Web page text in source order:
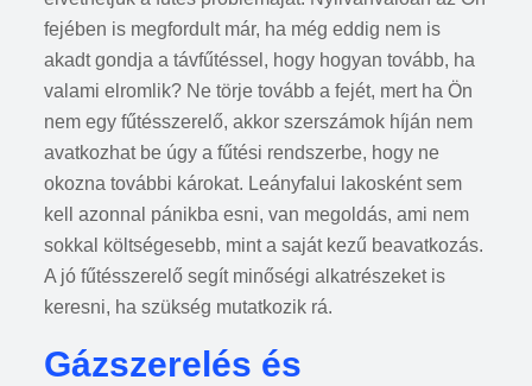
fejében is megfordult már, ha még eddig nem is
akadt gondja a távfűtéssel, hogy hogyan tovább, ha
valami elromlik? Ne törje tovább a fejét, mert ha Ön
nem egy fűtésszerelő, akkor szerszámok híján nem
avatkozhat be úgy a fűtési rendszerbe, hogy ne
okozna további károkat. Leányfalui lakosként sem
kell azonnal pánikba esni, van megoldás, ami nem
sokkal költségesebb, mint a saját kezű beavatkozás.
A jó fűtésszerelő segít minőségi alkatrészeket is
keresni, ha szükség mutatkozik rá.
Gázszerelés és